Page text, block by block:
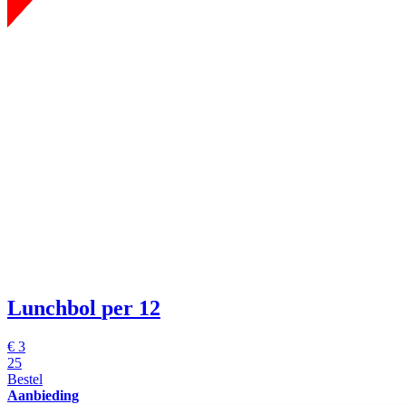
Lunchbol per 12
€ 3
25
Bestel
Aanbieding